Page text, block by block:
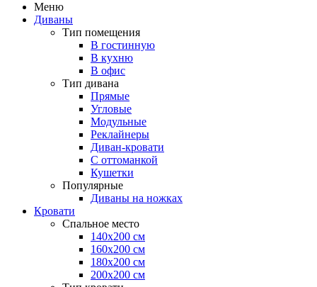
Меню
Диваны
Тип помещения
В гостинную
В кухню
В офис
Тип дивана
Прямые
Угловые
Модульные
Реклайнеры
Диван-кровати
С оттоманкой
Кушетки
Популярные
Диваны на ножках
Кровати
Спальное место
140х200 см
160х200 см
180х200 см
200х200 см